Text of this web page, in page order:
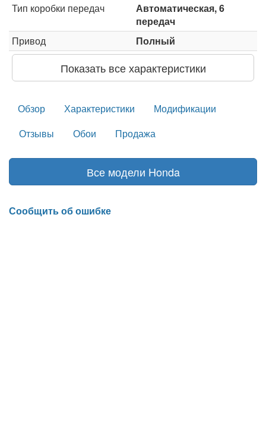
Тип коробки передач
Автоматическая, 6
передач
Привод
Полный
Показать все характеристики
Обзор Характеристики
Модификации
Отзывы
Обои Продажа
Все модели Honda
Сообщить об ошибке